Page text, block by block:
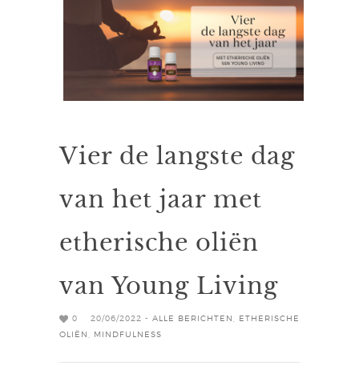
Vier de langste dag
van het jaar met
etherische oliën
van Young Living
0 20/06/2022 - ALLE BERICHTEN
ETHERISCHE
OLIËN
MINDFULNESS